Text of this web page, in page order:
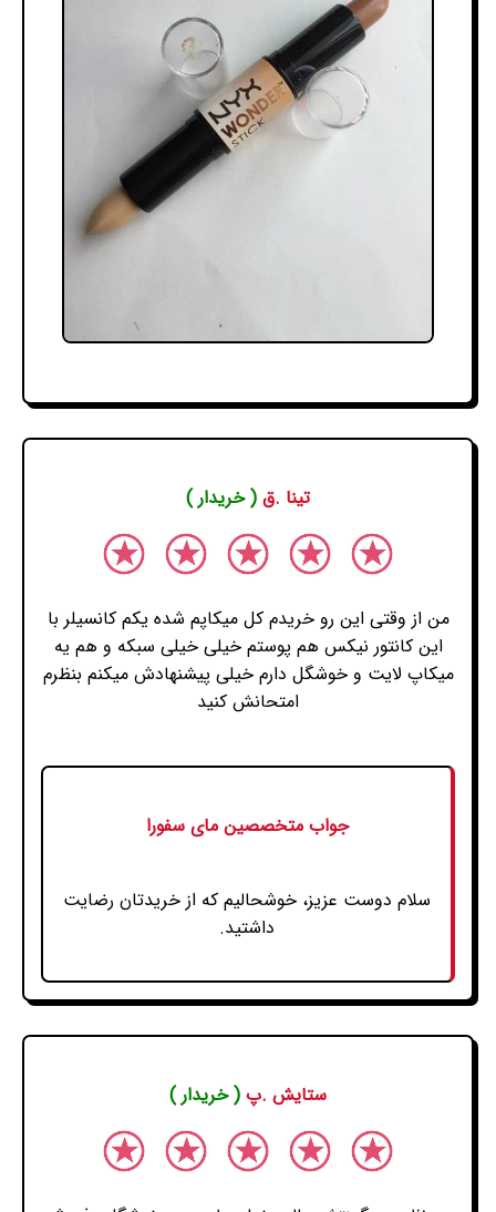
تینا .ق ( خریدار )
من از وقتی این رو خریدم کل میکاپم شده یکم کانسیلر با
این کانتور نیکس هم پوستم خیلی خیلی سبکه و هم یه
میکاپ لایت و خوشگل دارم خیلی پیشنهادش میکنم بنظرم
امتحانش کنید
جواب متخصصین مای سفورا
سلام دوست عزیز، خوشحالیم که از خریدتان رضایت
داشتید.
ستایش .پ ( خریدار )